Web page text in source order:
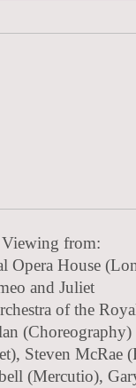
from:
Opera House
and Juliet
of the
(Choreography)
Steven McRae
(Mercutio),